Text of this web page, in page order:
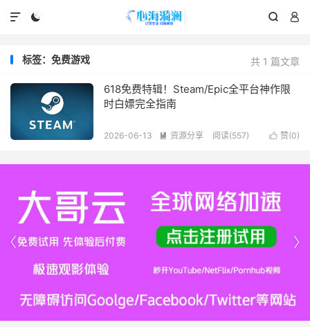
  

共 1 篇文章
标签：免费游戏
618免费特辑！Steam/Epic全平台神作限
时白嫖完全指南
 赞(0)
2026-06-13  资源分享 阅读(557)

